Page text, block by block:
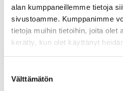
alan kumppaneillemme tietoja
sivustoamme. Kumppanimme
tietoja muihin tietoihin, joita olet
kerätty, kun olet käyttänyt
valinta
Välttämätön
Hallitus voi kuitenkin kieltäytyä
se selvästi kuuluu hallituksen
yhtiökokoukselle. Esimerkiksi
päätettäviä, eivät yhtiökokouksen.